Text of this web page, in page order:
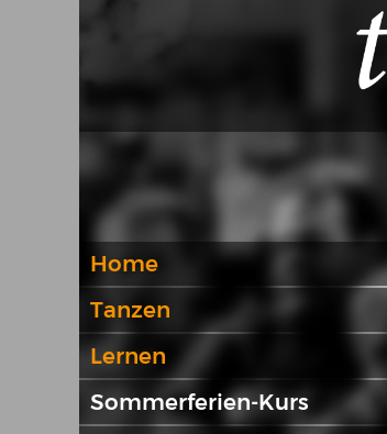
Home
Tanzen
Lernen
Sommerferien-Kurs